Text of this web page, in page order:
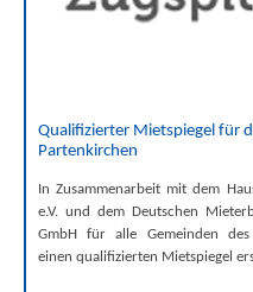
Qualifizierter Mietspiegel für
Partenkirchen
In Zusammenarbeit mit dem
e.V. und dem Deutschen
GmbH für alle Gemeinden des
einen qualifizierten Mietspiegel